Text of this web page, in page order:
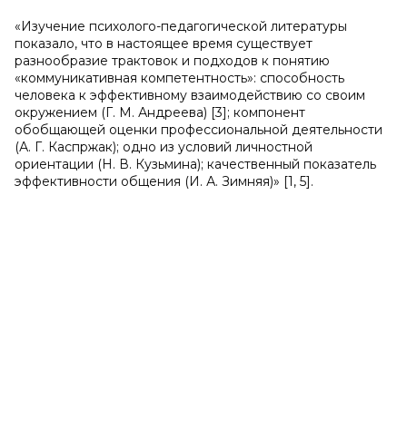
«Изучение психолого-педагогической литературы
показало, что в настоящее время существует
разнообразие трактовок и подходов к понятию
«коммуникативная компетентность»: способность
человека к эффективному взаимодействию со своим
окружением (Г. М. Андреева) [3]; компонент
обобщающей оценки профессиональной деятельности
(А. Г. Каспржак); одно из условий личностной
ориентации (Н. В. Кузьмина); качественный показатель
эффективности общения (И. А. Зимняя)» [1, 5].